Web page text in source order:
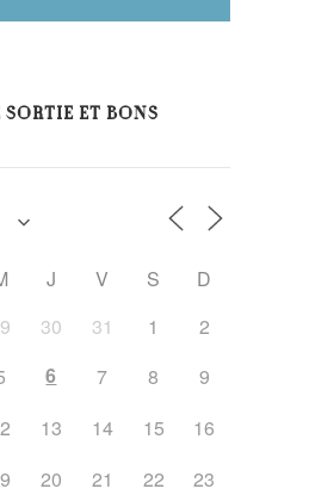
ET BONS
J V S
D
30 31 1
2
6 7 8
9
13 14 15
16
20 21 22
23